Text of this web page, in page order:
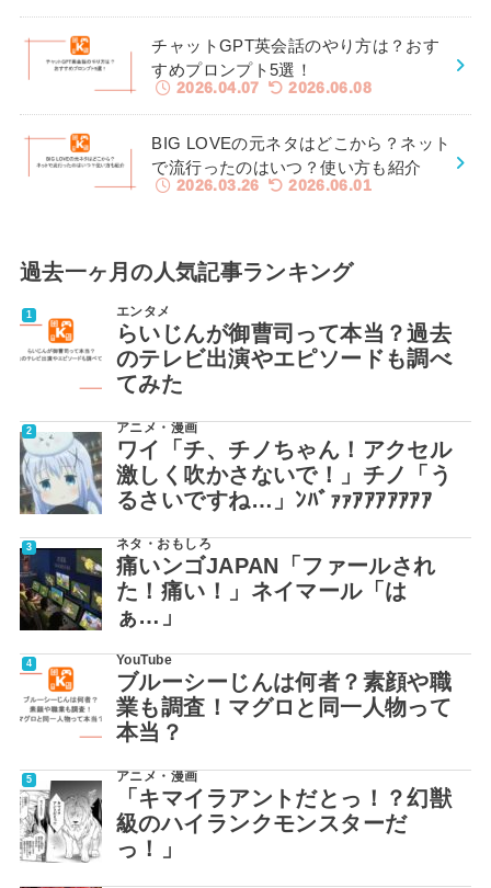
チャットGPT英会話のやり方は？おす
すめプロンプト5選！
2026.04.07 2026.06.08
BIG LOVEの元ネタはどこから？ネット
で流行ったのはいつ？使い方も紹介
2026.03.26 2026.06.01
過去一ヶ月の人気記事ランキング
エンタメ
らいじんが御曹司って本当？過去
のテレビ出演やエピソードも調べ
てみた
アニメ・漫画
ワイ「チ、チノちゃん！アクセル
激しく吹かさないで！」チノ「う
るさいですね…」ﾝﾊﾞｧｧｱｱｱｱｱｱｱ
ネタ・おもしろ
痛いンゴJAPAN「ファールされ
た！痛い！」ネイマール「は
ぁ…」
YouTube
ブルーシーじんは何者？素顔や職
業も調査！マグロと同一人物って
本当？
アニメ・漫画
「キマイラアントだとっ！？幻獣
級のハイランクモンスターだ
っ！」